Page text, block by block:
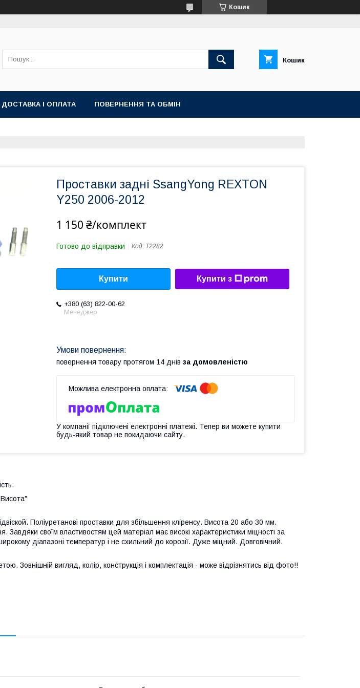
Кошик
Кошик
ДОСТАВКА І ОПЛАТА ПОВЕРНЕННЯ ТА ОБМІН
Проставки задні SsangYong REXTON
Y250 2006-2012
1 150 ₴/комплект
Готово до відправки Код: T2282
Купити Купити з
+380 (63) 822-00-62
Менеджер
повернення товару протягом 14 днів за домовленістю
У компанії підключені електронні платежі. Тепер ви можете купити
будь-який товар не покидаючи сайту.
Поліуретанові проставки для збільшення кліренсу. Висота 20 або 30 мм.
Завдяки своїм властивостям цей матеріал має високі характеристики міцності за
діапазоні температур і не схильний до корозії. Дуже міцний. Довговічний.
Зовнішній вигляд, колір, конструкція і комплектація - може відрізнятись від фото!!